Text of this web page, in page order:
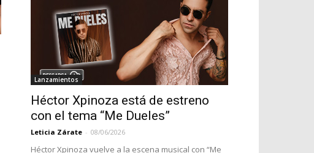
Lanzamientos
Héctor Xpinoza está de estreno
con el tema “Me Dueles”
Leticia Zárate - 08/06/2026
Héctor Xpinoza vuelve a la escena musical con “Me